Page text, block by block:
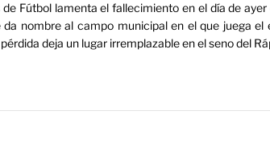
Fútbol lamenta el fallecimiento en el día de
da nombre al campo municipal en el que juega
deja un lugar irremplazable en el seno del